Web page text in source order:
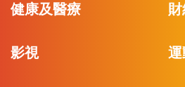
健康及醫療
影視 運